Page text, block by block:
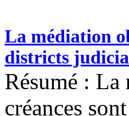
La médiation
districts
Résumé :
créances